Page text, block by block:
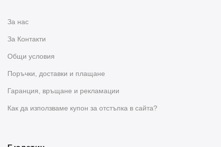
За нас
За Контакти
Общи условия
Поръчки, доставки и плащане
Гаранция, връщане и рекламации
Как да използваме купон за отстъпка в сайта?